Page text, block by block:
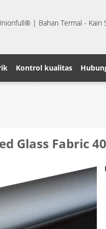
| Bahan Termal - Kain
Kontrol kualitas
Glass Fabric